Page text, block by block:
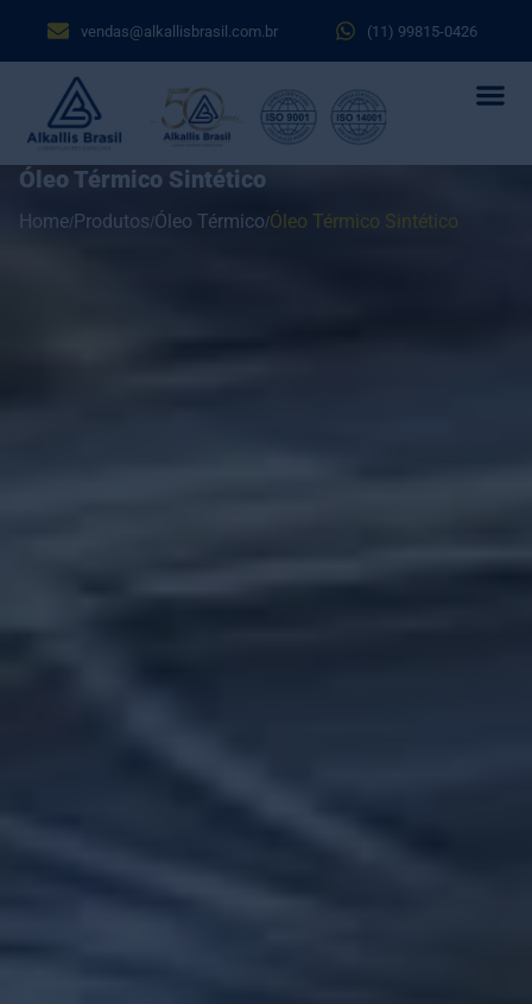
vendas@alkallisbrasil.com.br (11) 99815-0426
Óleo Térmico Sintético
Home Produtos Óleo Térmico Óleo Térmico Sintético